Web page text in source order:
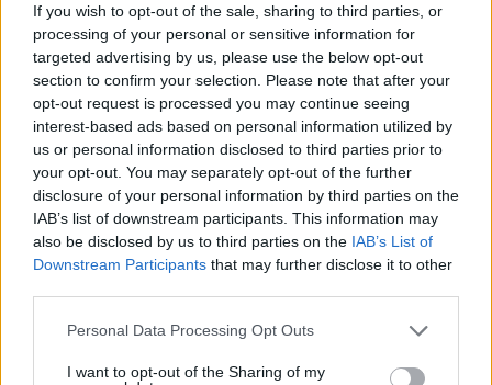
If you wish to opt-out of the sale, sharing to third parties, or
processing of your personal or sensitive information for
targeted advertising by us, please use the below opt-out
section to confirm your selection. Please note that after your
opt-out request is processed you may continue seeing
interest-based ads based on personal information utilized by
us or personal information disclosed to third parties prior to
your opt-out. You may separately opt-out of the further
disclosure of your personal information by third parties on the
IAB’s list of downstream participants. This information may
also be disclosed by us to third parties on the IAB’s List of
Downstream Participants that may further disclose it to other
Please note that this website/app uses one or more Google
not limited to your visit or usage behaviour. You may click to
Personal Data Processing Opt Outs
I want to opt-out of the Sharing of my
ότι βρέθηκε ο οδηγός. Ούτε ξέραμε ποιος
είναι», ανέφερε από την πλευρά της μία
γυναίκα που έδωσε κατάθεση.
«Είναι μεγάλη ζημιά και στα αυτοκίνητα, στον
μαντρότοιχο, στα κάγκελα. Μεγάλη είναι η
ζημιά», είπε οδηγός.